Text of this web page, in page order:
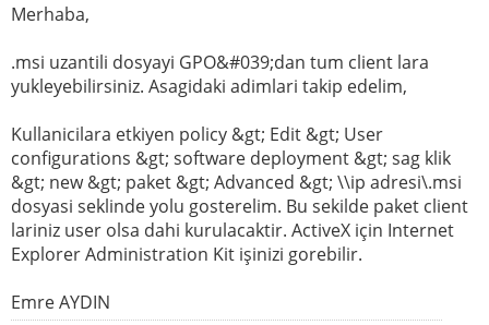
Merhaba,
.msi uzantili dosyayi GPO&#039;dan tum client lara
yukleyebilirsiniz. Asagidaki adimlari takip edelim,
Kullanicilara etkiyen policy &gt; Edit &gt; User
configurations &gt; software deployment &gt; sag klik
&gt; new &gt; paket &gt; Advanced &gt; \\ip adresi\.msi
dosyasi seklinde yolu gosterelim. Bu sekilde paket client
lariniz user olsa dahi kurulacaktir. ActiveX için Internet
Explorer Administration Kit işinizi gorebilir.
Emre AYDIN